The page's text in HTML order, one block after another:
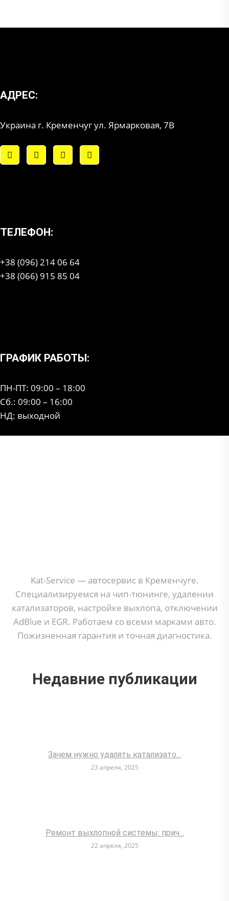
АДРЕС:
Украина г. Кременчуг ул. Ярмарковая, 7В
ТЕЛЕФОН:
+38 (096) 214 06 64
+38 (066) 915 85 04
ГРАФИК РАБОТЫ:
ПН-ПТ: 09:00 – 18:00
Сб.: 09:00 – 16:00
НД: выходной
Kat-Service — автосервис в Кременчуге.
Специализируемся на чип-тюнинге, удалении
катализаторов, настройке выхлопа, отключении
AdBlue и EGR. Работаем со всеми марками авто.
Пожизненная гарантия и точная диагностика.
Недавние публикации
Зачем нужно удалять катализато...
23 апреля, 2025
Ремонт выхлопной системы: прич...
22 апреля, 2025